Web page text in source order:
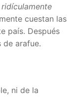
ridículamente
cuestan las
país. Después
de arafue.
ni de la